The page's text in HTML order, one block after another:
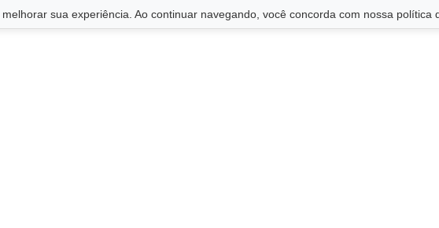
sua experiência. Ao continuar navegando, você concorda com nossa política